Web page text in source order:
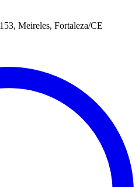
Meireles, Fortaleza/CE